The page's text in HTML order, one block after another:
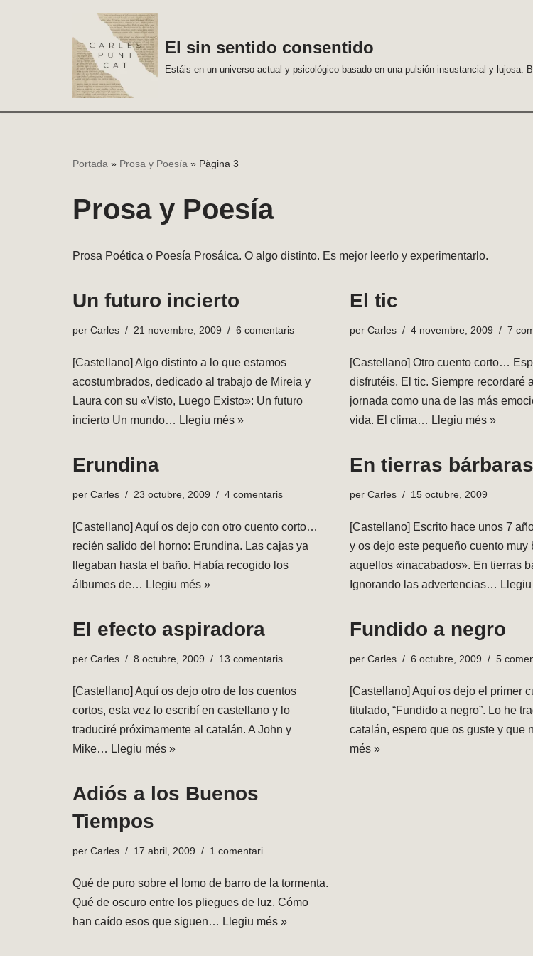
El sin sentido consentido
Estáis en un universo actual y psicológico basado en una pulsión insustancial y lujosa.
Portada » Prosa y Poesía » Pàgina 3
Prosa y Poesía
Prosa Poética o Poesía Prosáica. O algo distinto. Es mejor leerlo y experimentarlo.
Un futuro incierto
per Carles 21 novembre, 2009 6 comentaris
[Castellano] Algo distinto a lo que estamos
acostumbrados, dedicado al trabajo de Mireia y
Laura con su «Visto, Luego Existo»: Un futuro
incierto Un mundo… Llegiu més »
El tic
per Carles 4 novembre, 2009 7
[Castellano] Otro cuento corto…
disfrutéis. El tic. Siempre recordaré
jornada como una de las más
vida. El clima… Llegiu més »
Erundina
per Carles 23 octubre, 2009 4 comentaris
[Castellano] Aquí os dejo con otro cuento corto…
recién salido del horno: Erundina. Las cajas ya
llegaban hasta el baño. Había recogido los
álbumes de… Llegiu més »
En tierras bárbaras
per Carles 15 octubre, 2009
[Castellano] Escrito hace unos 7
y os dejo este pequeño cuento muy
aquellos «inacabados». En tierras
Ignorando las advertencias…
El efecto aspiradora
per Carles 8 octubre, 2009 13 comentaris
[Castellano] Aquí os dejo otro de los cuentos
cortos, esta vez lo escribí en castellano y lo
traduciré próximamente al catalán. A John y
Mike… Llegiu més »
Fundido a negro
per Carles 6 octubre, 2009 5
[Castellano] Aquí os dejo el primer
titulado, “Fundido a negro”. Lo he
catalán, espero que os guste y que
més »
Adiós a los Buenos
Tiempos
per Carles 17 abril, 2009 1 comentari
Qué de puro sobre el lomo de barro de la tormenta.
Qué de oscuro entre los pliegues de luz. Cómo
han caído esos que siguen… Llegiu més »